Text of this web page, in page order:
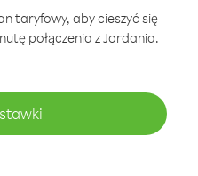
taryfowy, aby cieszyć się
połączenia z Jordania.